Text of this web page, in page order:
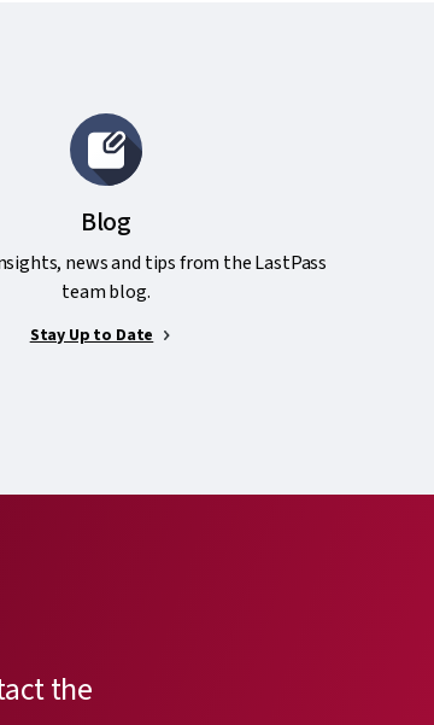
Blog
news and tips from the LastPass
team blog.
Stay Up to Date
the